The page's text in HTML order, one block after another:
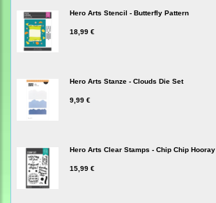
Hero Arts Stencil - Butterfly Pattern
18,99 €
Hero Arts Stanze - Clouds Die Set
9,99 €
Hero Arts Clear Stamps - Chip Chip Hooray
15,99 €